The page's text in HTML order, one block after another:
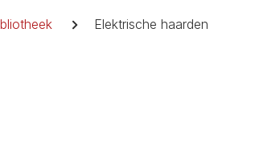
Elektrische haarden